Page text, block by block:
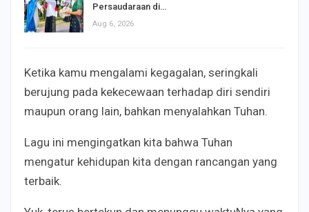
Persaudaraan di…
Aug 6, 2026
Ketika kamu mengalami kegagalan, seringkali
berujung pada kekecewaan terhadap diri sendiri
maupun orang lain, bahkan menyalahkan Tuhan.
Lagu ini mengingatkan kita bahwa Tuhan
mengatur kehidupan kita dengan rancangan yang
terbaik.